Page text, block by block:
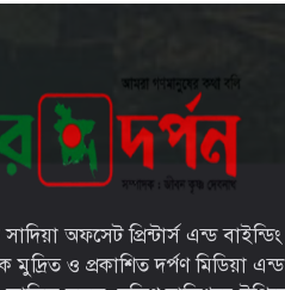
অফসেট প্রিন্টার্স এন্ড
ও প্রকাশিত দর্পণ মিডিয়া এন্ড